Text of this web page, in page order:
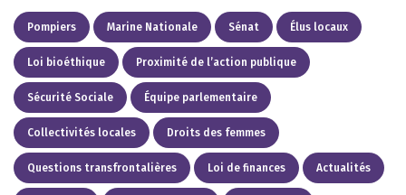
Pompiers Marine Nationale Sénat Élus locaux
Loi bioéthique Proximité de l’action publique
Sécurité Sociale Équipe parlementaire
Collectivités locales Droits des femmes
Questions transfrontalières Loi de finances Actualités